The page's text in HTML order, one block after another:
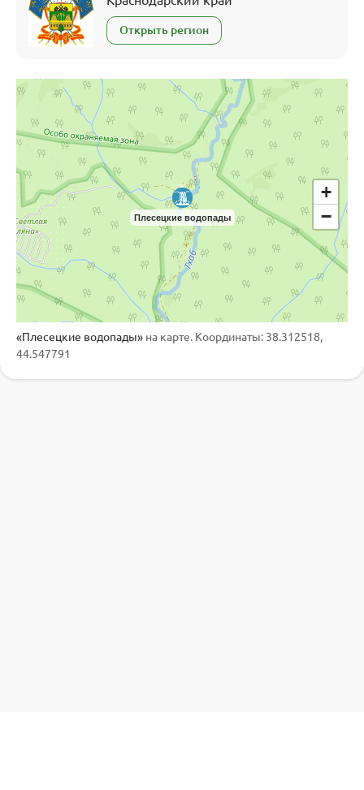
Открыть регион
Плесецкие водопады
+
−
«Плесецкие водопады» на карте. Координаты: 38.312518,
44.547791